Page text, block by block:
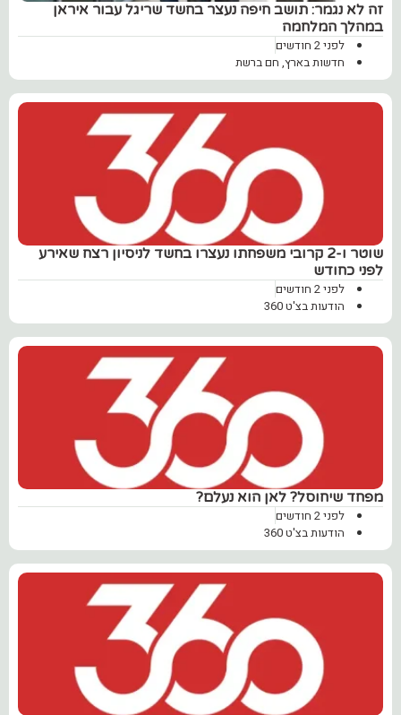
זה לא נגמר: תושב חיפה נעצר בחשד שריגל עבור איראן
במהלך המלחמה
לפני 2 חודשים
חדשות בארץ, חם ברשת
שוטר ו-2 קרובי משפחתו נעצרו בחשד לניסיון רצח שאירע
לפני כחודש
לפני 2 חודשים
הודעות בצ'ט 360
מפחד שיחוסל? לאן הוא נעלם?
לפני 2 חודשים
הודעות בצ'ט 360